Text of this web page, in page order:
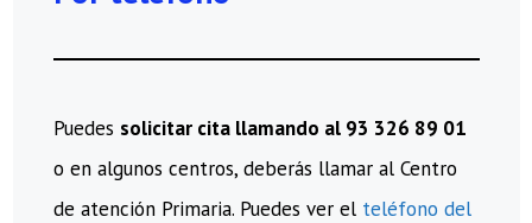
Puedes solicitar cita llamando al 93 326 89 01
o en algunos centros, deberás llamar al Centro
de atención Primaria. Puedes ver el teléfono del